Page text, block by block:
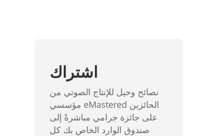
اشتراك
نصائح وحيل للإنتاج الصوتي من
مؤسسي eMastered الحائزين
على جائزة جرامي مباشرةً إلى
صندوق الوارد الخاص بك كل